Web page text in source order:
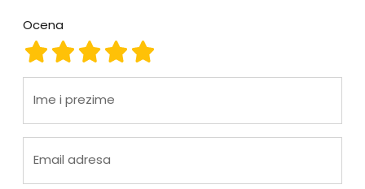
Ocena
Ocena 5
Ocena 4
Ocena 3
Ocena 2
Ocena 1
Ime i prezime
Email adresa